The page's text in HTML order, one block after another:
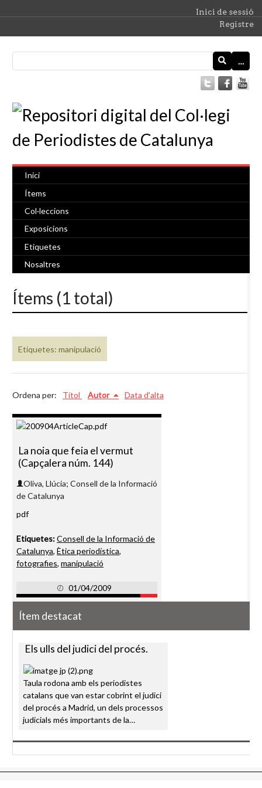
Inici de sessió
Registre
…
Inici
Ítems
Col·leccions
Exposicions
Etiquetes
Nosaltres
Ítems (1 total)
Etiquetes: manipulació
Ordena per: Títol Autor Data d'alta
La noia que feia el vermut
(Capçalera núm. 144)
Oliva, Llúcia; Consell de la Informació
de Catalunya
pdf
Etiquetes:Consell de la Informació de
Catalunya, Ètica periodística,
fotografies, manipulació
01/04/2009
Ítem destacat
Els ulls del judici del procés.
Taula rodona amb els periodistes
catalans que van estar cobrint el judici
del procés a Madrid, un dels processos
judicials més importants de la…